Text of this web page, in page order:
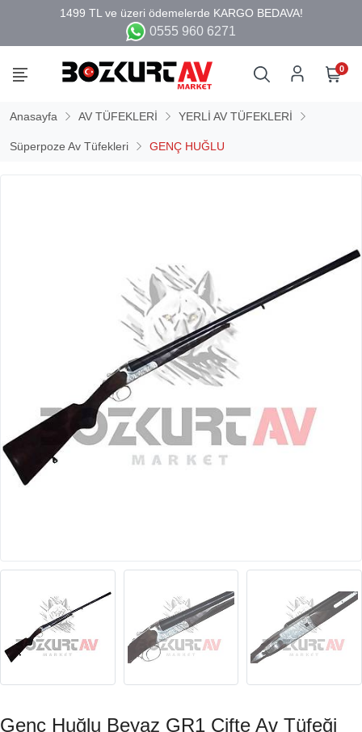
0555 960 6271
0
Anasayfa AV TÜFEKLERİ YERLİ AV TÜFEKLERİ
Süperpoze Av Tüfekleri GENÇ HUĞLU
Genç Huğlu Beyaz GR1 Çifte Av Tüfeği